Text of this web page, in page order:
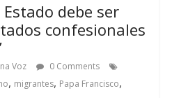
Estado debe ser
confesionales
Voz
0 Comments
, migrantes, Papa Francisco,